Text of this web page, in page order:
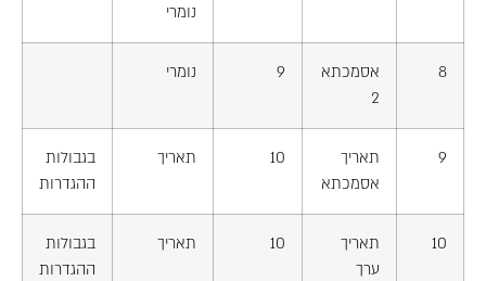
נומרי
8
אסמכתא
2
9 נומרי
9
תאריך
אסמכתא
10 תאריך
בגבולות
ההגדרות
10
תאריך
ערך
10 תאריך
בגבולות
ההגדרות